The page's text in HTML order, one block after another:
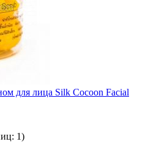
для лица Silk Cocoon Facial
1)